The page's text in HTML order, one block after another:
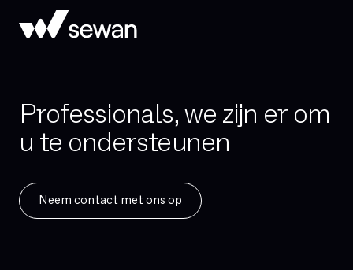
Hosted telefonie
IPBX
IPv4
ISDN
IVR
Professionals, we zijn er om
u te ondersteunen
Neem contact met ons op